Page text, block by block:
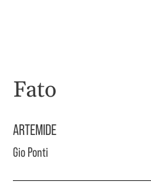
Fato
ARTEMIDE
Gio Ponti